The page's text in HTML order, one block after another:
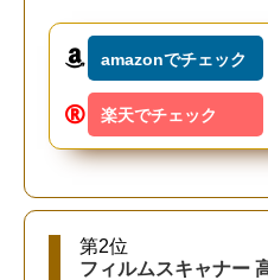
amazonでチェック
楽天でチェック
第2位
フィルムスキャナー